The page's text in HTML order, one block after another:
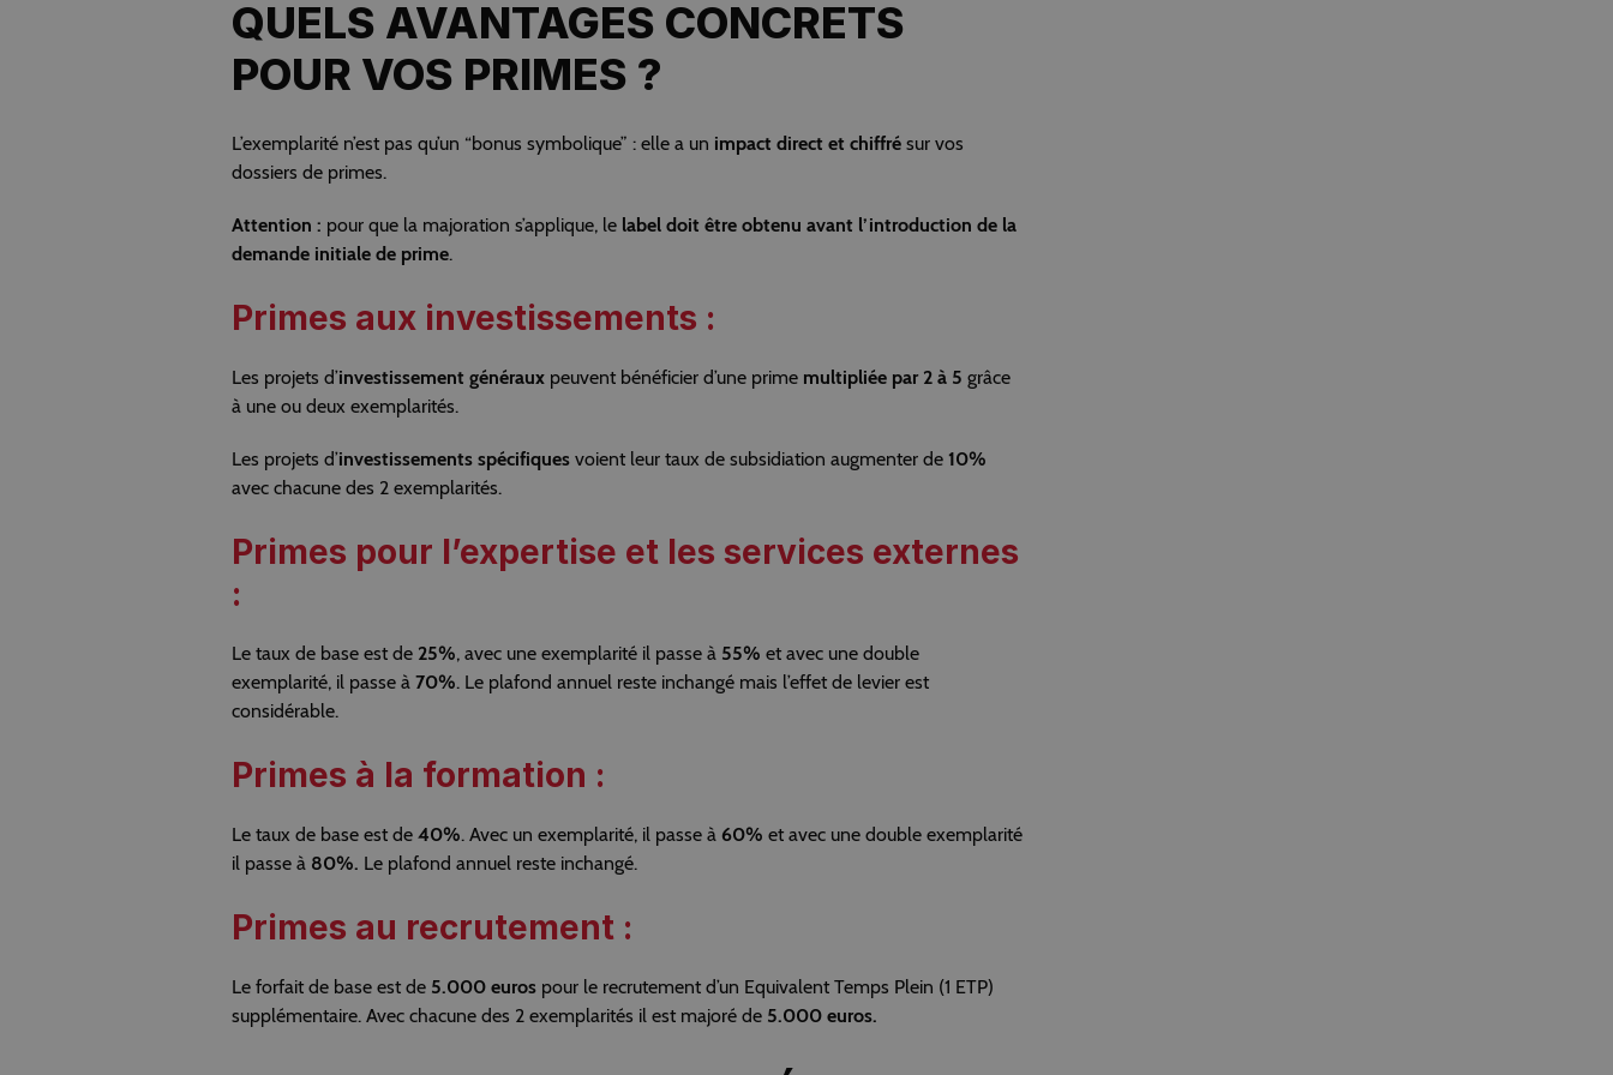
QUELS AVANTAGES CONCRETS
POUR VOS PRIMES ?
L’exemplarité n’est pas qu’un “bonus symbolique” : elle a un impact direct et chiffré sur vos
dossiers de primes.
Attention : pour que la majoration s’applique, le label doit être obtenu avant l’introduction de la
demande initiale de prime.
Primes aux investissements :
Les projets d’investissement généraux peuvent bénéficier d’une prime multipliée par 2 à 5 grâce
à une ou deux exemplarités.
Les projets d’investissements spécifiques voient leur taux de subsidiation augmenter de10%
avec chacune des 2 exemplarités.
Primes pour l’expertise et les services externes
:
Le taux de base est de 25%, avec une exemplarité il passe à 55% et avec une double
exemplarité, il passe à70%. Le plafond annuel reste inchangé mais l’effet de levier est
considérable.
Primes à la formation :
Le taux de base est de40%. Avec un exemplarité, il passe à60% et avec une double exemplarité
il passe à 80%. Le plafond annuel reste inchangé.
Primes au recrutement :
Le forfait de base est de 5.000 euros pour le recrutement d’un Equivalent Temps Plein (1 ETP)
supplémentaire. Avec chacune des 2 exemplarités il est majoré de 5.000 euros.